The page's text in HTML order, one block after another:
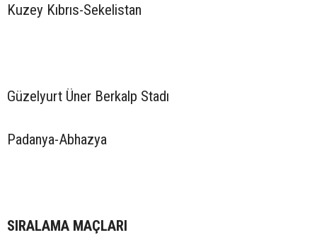
Kuzey Kıbrıs-Sekelistan
Güzelyurt Üner Berkalp Stadı
Padanya-Abhazya
SIRALAMA MAÇLARI